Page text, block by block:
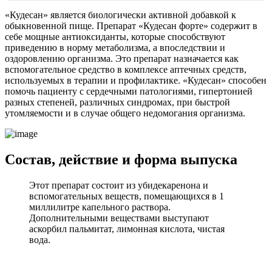
«Кудесан» является биологически активной добавкой к
обыкновенной пище. Препарат «Кудесан форте» содержит в
себе мощные антиоксиданты, которые способствуют
приведению в норму метаболизма, а впоследствии и
оздоровлению организма. Это препарат назначается как
вспомогательное средство в комплексе аптечных средств,
используемых в терапии и профилактике. «Кудесан» способен
помочь пациенту с сердечными патологиями, гипертонией
разных степеней, различных синдромах, при быстрой
утомляемости и в случае общего недомогания организма.
Состав, действие и форма выпуска
Этот препарат состоит из убидекаренона и
вспомогательных веществ, помещающихся в 1
миллилитре капельного раствора.
Дополнительными веществами выступают
аскорбил пальмитат, лимонная кислота, чистая
вода.